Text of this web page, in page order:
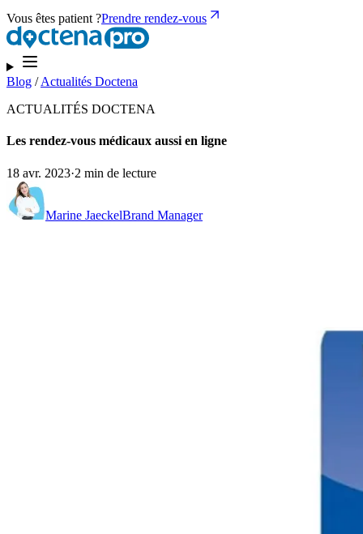
Vous êtes patient ?Prendre rendez-vous
Blog /Actualités Doctena
ACTUALITÉS DOCTENA
Les rendez-vous médicaux aussi en ligne
18 avr. 2023·2 min de lecture
Marine JaeckelBrand Manager